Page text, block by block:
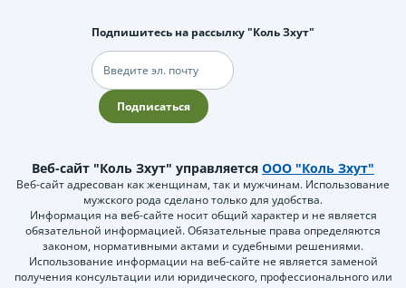
Подпишитесь на рассылку "Коль Зхут"
Электронная
почта
Подписаться
Веб-сайт "Коль Зхут" управляется ООО "Коль Зхут"
Веб-сайт адресован как женщинам, так и мужчинам. Использование
мужского рода сделано только для удобства.
Информация на веб-сайте носит общий характер и не является
обязательной информацией. Обязательные права определяются
законом, нормативными актами и судебными решениями.
Использование информации на веб-сайте не является заменой
получения консультации или юридического, профессионального или